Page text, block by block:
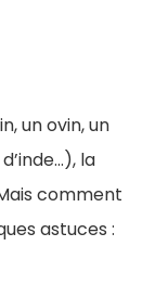
un ovin, un
la
comment
astuces :